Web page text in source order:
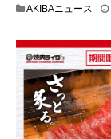
AKIBAニュース